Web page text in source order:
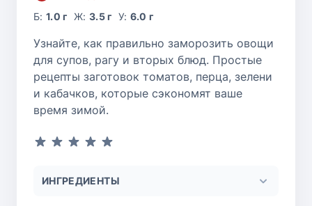
Б:1.0 г Ж: 3.5 г У: 6.0 г
Узнайте, как правильно заморозить овощи
для супов, рагу и вторых блюд. Простые
рецепты заготовок томатов, перца, зелени
и кабачков, которые сэкономят ваше
время зимой.
ИНГРЕДИЕНТЫ